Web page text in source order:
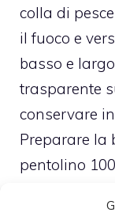
colla di
il fuoco e
basso e
trasparente
conservare
Preparare la
pentolino
e portare a